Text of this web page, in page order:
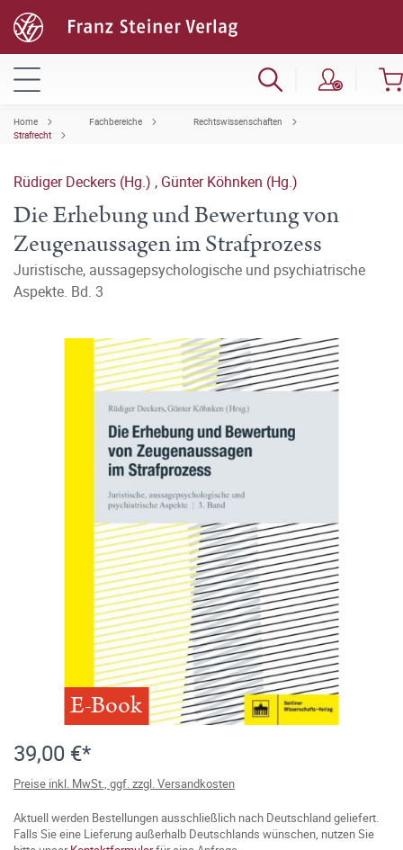
Home Fachbereiche
Rechtswissenschaften
Strafrecht
Rüdiger Deckers (Hg.) , Günter Köhnken (Hg.)
Die Erhebung und Bewertung von
Zeugenaussagen im Strafprozess
Juristische, aussagepsychologische und psychiatrische
Aspekte. Bd. 3
E-Book
39,00 €*
Preise inkl. MwSt., ggf. zzgl. Versandkosten
Aktuell werden Bestellungen ausschließlich nach Deutschland geliefert.
Falls Sie eine Lieferung außerhalb Deutschlands wünschen, nutzen Sie